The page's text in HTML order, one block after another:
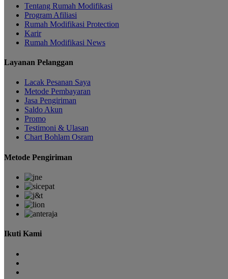
Tentang Rumah Modifikasi
Program Afiliasi
Rumah Modifikasi Protection
Karir
Rumah Modifikasi News
Layanan Pelanggan
Lacak Pesanan Saya
Metode Pembayaran
Jasa Pengiriman
Saldo Akun
Promo
Testimoni & Ulasan
Chart Bohlam Osram
Metode Pengiriman
Ikuti Kami